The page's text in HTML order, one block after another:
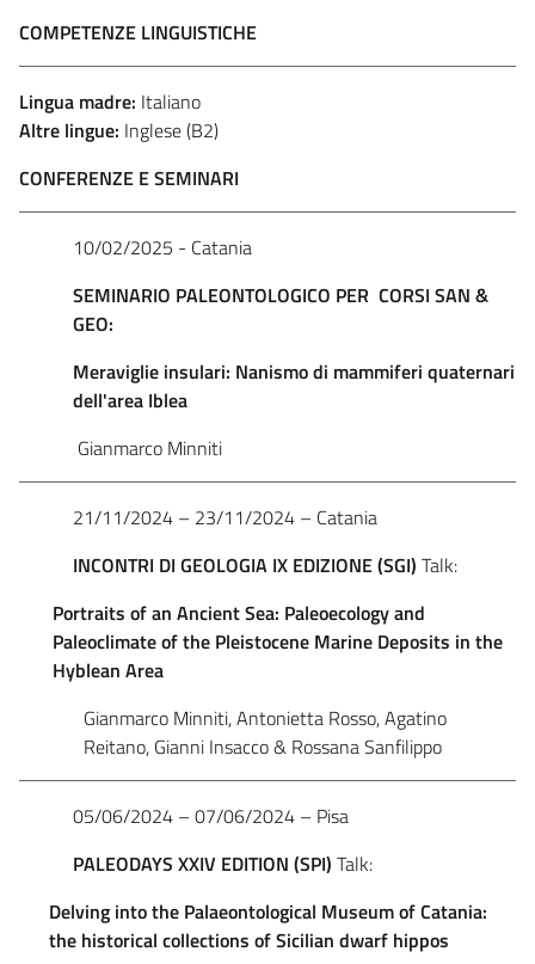
COMPETENZE LINGUISTICHE
Lingua madre: Italiano
Altre lingue: Inglese (B2)
CONFERENZE E SEMINARI
10/02/2025 - Catania
SEMINARIO PALEONTOLOGICO PER CORSI SAN &
GEO:
Meraviglie insulari: Nanismo di mammiferi quaternari
dell'area Iblea
Gianmarco Minniti
21/11/2024 – 23/11/2024 – Catania
INCONTRI DI GEOLOGIA IX EDIZIONE(SGI) Talk:
Portraits of an Ancient Sea: Paleoecology and
Paleoclimate of the Pleistocene Marine Deposits in the
Hyblean Area
Gianmarco Minniti, Antonietta Rosso, Agatino
Reitano, Gianni Insacco & Rossana Sanfilippo
05/06/2024 – 07/06/2024 – Pisa
PALEODAYS XXIV EDITION (SPI) Talk:
Delving into the Palaeontological Museum of Catania:
the historical collections of Sicilian dwarf hippos